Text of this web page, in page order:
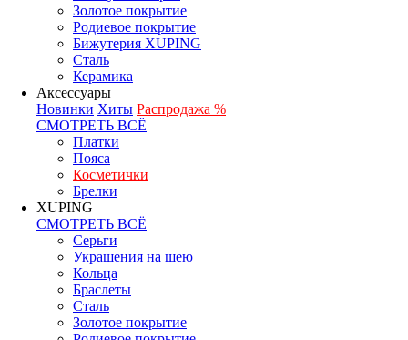
Золотое покрытие
Родиевое покрытие
Бижутерия XUPING
Сталь
Керамика
Аксессуары
Новинки Хиты Распродажа %
СМОТРЕТЬ ВСЁ
Платки
Пояса
Косметички
Брелки
XUPING
СМОТРЕТЬ ВСЁ
Серьги
Украшения на шею
Кольца
Браслеты
Сталь
Золотое покрытие